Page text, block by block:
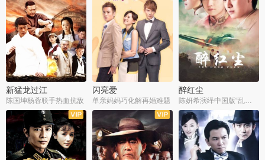
新猛龙过江
陈国坤杨蓉联手热血抗敌
闪亮爱
单亲妈妈巧化解再婚难题
醉红尘
陈妍希演绎中国版“乱世佳人”
全30集
全30集 全30集